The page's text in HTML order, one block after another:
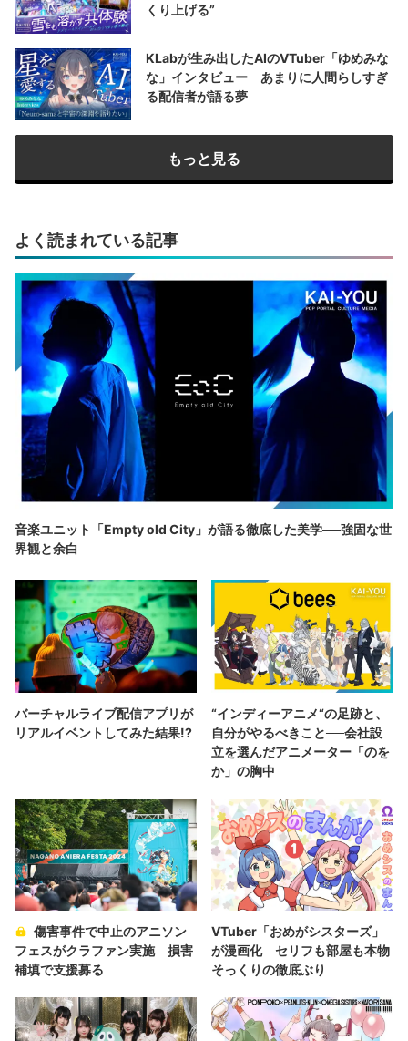
くり上げる”
KLabが生み出したAIのVTuber「ゆめみな
な」インタビュー あまりに人間らしすぎ
る配信者が語る夢
もっと見る
よく読まれている記事
音楽ユニット「Empty old City」が語る徹底した美学──強固な世
界観と余白
バーチャルライブ配信アプリが
リアルイベントしてみた結果!?
“インディーアニメ“の足跡と、
自分がやるべきこと──会社設
立を選んだアニメーター「のを
か」の胸中
傷害事件で中止のアニソン
フェスがクラファン実施 損害
補填で支援募る
VTuber「おめがシスターズ」
が漫画化 セリフも部屋も本物
そっくりの徹底ぶり